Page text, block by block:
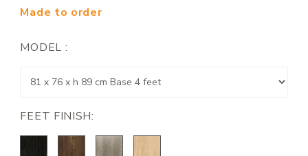
Made to order
MODEL :
FEET FINISH: